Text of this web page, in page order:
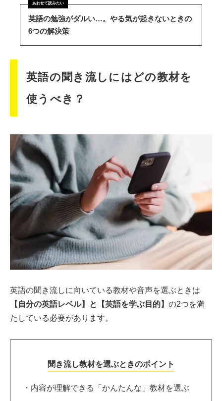
英語の勉強がダルい…。やる気が起きないときの
6つの解決策
英語の聞き流しにはどの教材を
使うべき？
英語の聞き流しに向いている教材や音声を選ぶときは
【自分の英語レベル】と【英語を学ぶ目的】 の2つを満
たしている必要があります。
聞き流し教材を選ぶときのポイント
・内容が理解できる「かんたんな」教材を選ぶ